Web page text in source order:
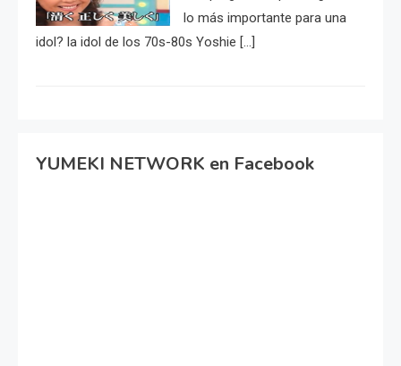
lo más importante para una
idol? la idol de los 70s-80s Yoshie […]
YUMEKI NETWORK en Facebook